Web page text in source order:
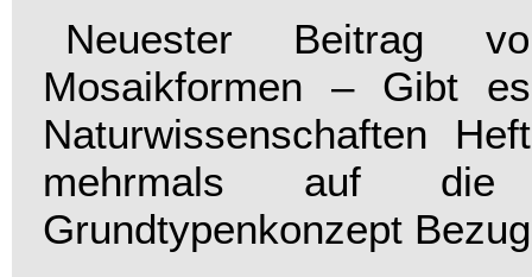
Neuester Beitrag
Mosaikformen – Gibt
Naturwissenschaften
mehrmals auf die
Grundtypenkonzept